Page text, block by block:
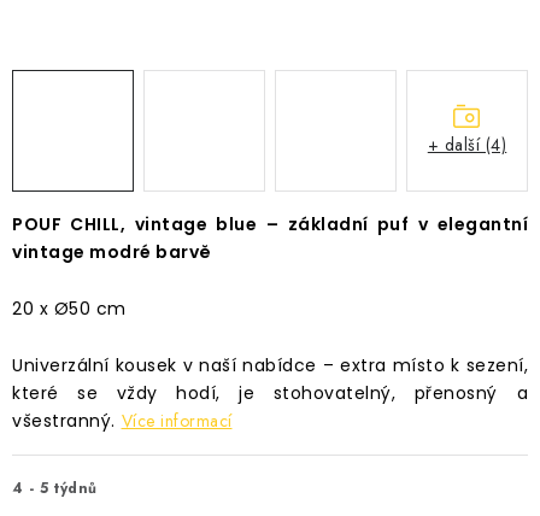
POUF CHILL, vintage blue – základní puf v elegantní
vintage modré barvě
20 x Ø50 cm
Univerzální kousek v naší nabídce – extra místo k sezení,
které se vždy hodí, je stohovatelný, přenosný a
všestranný. Více informací
4 - 5 týdnů
+ další (4)